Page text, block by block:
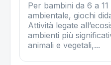
Per bambini da 6 a
ambientale, giochi
Attività legate
ambienti più
animali e vegetali,...